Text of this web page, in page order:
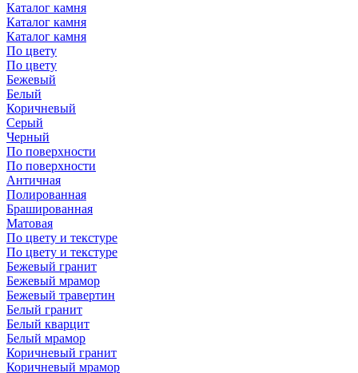
Каталог камня
Каталог камня
Каталог камня
По цвету
По цвету
Бежевый
Белый
Коричневый
Серый
Черный
По поверхности
По поверхности
Античная
Полированная
Брашированная
Матовая
По цвету и текстуре
По цвету и текстуре
Бежевый гранит
Бежевый мрамор
Бежевый травертин
Белый гранит
Белый кварцит
Белый мрамор
Коричневый гранит
Коричневый мрамор